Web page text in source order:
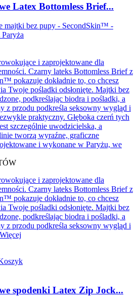
Latex Bottomless Brief...
i zaprojektowane dla
Czarny lateks Bottomless Brief z
pokazuje dokładnie to, co chcesz
Twoje pośladki odsłonięte. Majtki bez
podkreślając biodra i pośladki, a
z przodu podkreśla seksowny wygląd i
praktyczny. Głęboka czerń tych
szczególnie uwodzicielska, a
tworzą wyraźne, graficzne
i wykonane w Paryżu, we
i zaprojektowane dla
Czarny lateks Bottomless Brief z
pokazuje dokładnie to, co chcesz
Twoje pośladki odsłonięte. Majtki bez
podkreślając biodra i pośladki, a
z przodu podkreśla seksowny wygląd i
Więcej
spodenki Latex Zip Jock...